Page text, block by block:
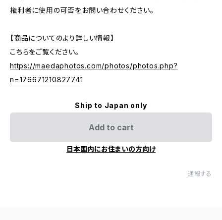
権利者に使用の可否をお問い合わせください。
【商品についてのより詳しい情報】
こちらをご覧ください。
https://maedaphotos.com/photos/photos.php?
n=176671210827741
Ship to Japan only
Add to cart
日本国内にお住まいの方向け
通報する